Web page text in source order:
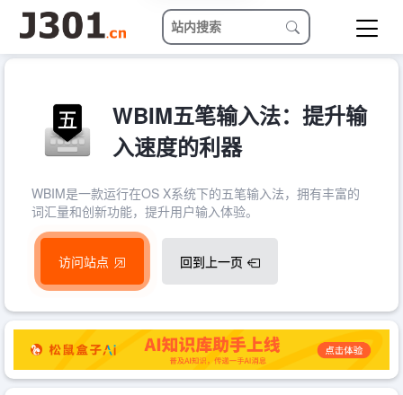
WBIM五笔输入法：提升输
入速度的利器
WBIM是一款运行在OS X系统下的五笔输入法，拥有丰富的
词汇量和创新功能，提升用户输入体验。
访问站点 回到上一页